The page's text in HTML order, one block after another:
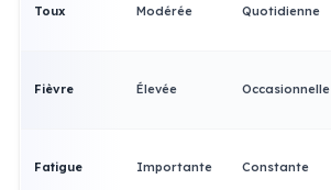
Toux Modérée Quotidienne
Fièvre Élevée Occasionnelle
Fatigue Importante Constante